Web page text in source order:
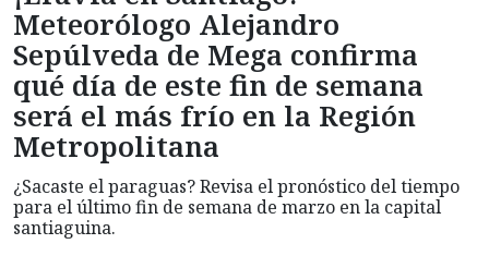
Meteorólogo Alejandro
Sepúlveda de Mega confirma
qué día de este fin de semana
será el más frío en la Región
Metropolitana
¿Sacaste el paraguas? Revisa el pronóstico del tiempo
para el último fin de semana de marzo en la capital
santiaguina.